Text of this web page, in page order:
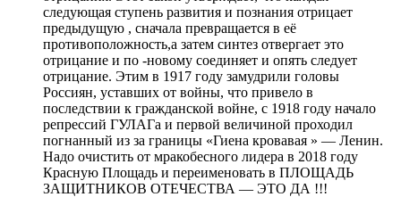
следующая ступень развития и познания отрицает
предыдущую , сначала превращается в её
противоположность,а затем синтез отвергает это
отрицание и по -новому соединяет и опять следует
отрицание. Этим в 1917 году замудрили головы
Россиян, уставших от войны, что привело в
последствии к гражданской войне, с 1918 году начало
репрессий ГУЛАГа и первой величиной проходил
погнанный из за границы «Гиена кровавая » — Ленин.
Надо очистить от мракобесного лидера в 2018 году
Красную Площадь и переименовать в ПЛОЩАДЬ
ЗАЩИТНИКОВ ОТЕЧЕСТВА — ЭТО ДА !!!